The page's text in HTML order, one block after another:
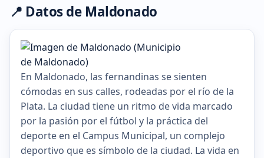
📍 Datos de Maldonado
En Maldonado, las fernandinas se sienten
cómodas en sus calles, rodeadas por el río de la
Plata. La ciudad tiene un ritmo de vida marcado
por la pasión por el fútbol y la práctica del
deporte en el Campus Municipal, un complejo
deportivo que es símbolo de la ciudad. La vida en